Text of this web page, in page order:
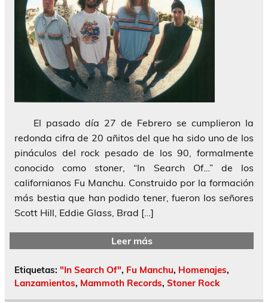
El pasado día 27 de Febrero se cumplieron la
redonda cifra de 20 añitos del que ha sido uno de los
pináculos del rock pesado de los 90, formalmente
conocido como stoner, “In Search Of…” de los
californianos Fu Manchu. Construido por la formación
más bestia que han podido tener, fueron los señores
Scott Hill, Eddie Glass, Brad […]
Leer más
Etiquetas: "In Search Of", Fu Manchu, Homenajes,
Lanzamientos, Mammoth Records, Stoner Rock